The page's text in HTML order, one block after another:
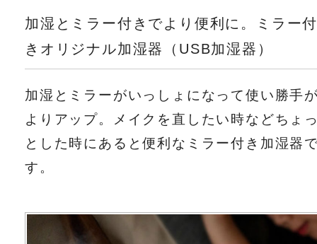
加湿とミラー付きでより便利に。ミラー
きオリジナル加湿器（USB加湿器）
加湿とミラーがいっしょになって使い勝手
よりアップ。メイクを直したい時などちょ
とした時にあると便利なミラー付き加湿器
す。